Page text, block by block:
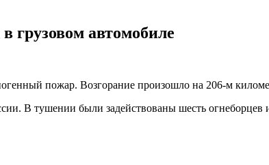
грузовом автомобиле
пожар. Возгорание произошло на 206-м
В тушении были задействованы шесть